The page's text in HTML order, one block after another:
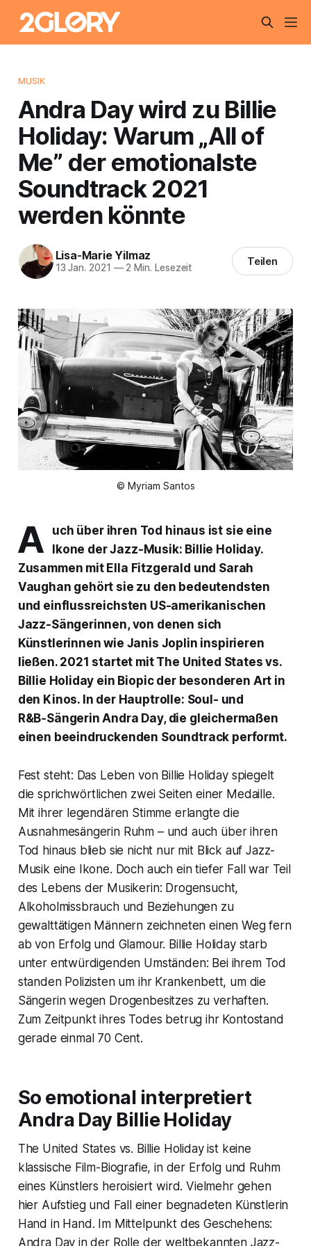
MUSIK
Andra Day wird zu Billie
Holiday: Warum „All of
Me” der emotionalste
Soundtrack 2021
werden könnte
Lisa-Marie Yilmaz
13 Jan. 2021 —2 Min. Lesezeit Teilen
© Myriam Santos
A
uch über ihren Tod hinaus ist sie eine
Ikone der Jazz-Musik: Billie Holiday.
Zusammen mit Ella Fitzgerald und Sarah
Vaughan gehört sie zu den bedeutendsten
und einflussreichsten US-amerikanischen
Jazz-Sängerinnen, von denen sich
Künstlerinnen wie Janis Joplin inspirieren
ließen. 2021 startet mit The United States vs.
Billie Holiday ein Biopic der besonderen Art in
den Kinos. In der Hauptrolle: Soul- und
R&B‑Sängerin Andra Day, die gleichermaßen
einen beeindruckenden Soundtrack performt.
Fest steht: Das Leben von Billie Holiday spiegelt
die sprichwörtlichen zwei Seiten einer Medaille.
Mit ihrer legendären Stimme erlangte die
Ausnahmesängerin Ruhm – und auch über ihren
Tod hinaus blieb sie nicht nur mit Blick auf Jazz-
Musik eine Ikone. Doch auch ein tiefer Fall war Teil
des Lebens der Musikerin: Drogensucht,
Alkoholmissbrauch und Beziehungen zu
gewalttätigen Männern zeichneten einen Weg fern
ab von Erfolg und Glamour. Billie Holiday starb
unter entwürdigenden Umständen: Bei ihrem Tod
standen Polizisten um ihr Krankenbett, um die
Sängerin wegen Drogenbesitzes zu verhaften.
Zum Zeitpunkt ihres Todes betrug ihr Kontostand
gerade einmal 70 Cent.
So emotional interpretiert
Andra Day Billie Holiday
The United States vs. Billie Holidayist keine
klassische Film-Biografie, in der Erfolg und Ruhm
eines Künstlers heroisiert wird. Vielmehr gehen
hier Aufstieg und Fall einer begnadeten Künstlerin
Hand in Hand. Im Mittelpunkt des Geschehens:
Andra Day in der Rolle der weltbekannten Jazz-